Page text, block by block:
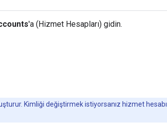
'a (Hizmet Hesapları) gidin.
Kimliği değiştirmek istiyorsanız hizmet hesabı